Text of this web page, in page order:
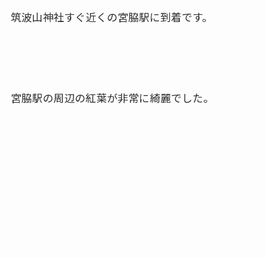
筑波山神社すぐ近くの宮脇駅に到着です。
宮脇駅の周辺の紅葉が非常に綺麗でした。